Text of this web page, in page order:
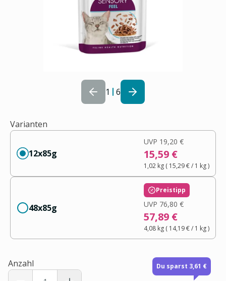
1 6
Varianten
12x85g
UVP 19,20 €
15,59 €
1,02 kg( 15,29 €/ 1 kg)
48x85g
Preistipp
UVP 76,80 €
57,89 €
4,08 kg( 14,19 €/ 1 kg)
Anzahl Du sparst 3,61 €